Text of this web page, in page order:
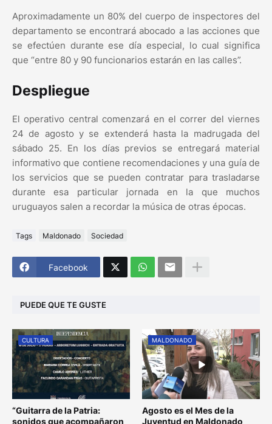
Aproximadamente un 80% del cuerpo de inspectores del
departamento se encontrará abocado a las acciones que
se efectúen durante ese día especial, lo cual significa
que “entre 80 y 90 funcionarios estarán en las calles”.
Despliegue
El operativo central comenzará en el correr del viernes
24 de agosto y se extenderá hasta la madrugada del
sábado 25. En los días previos se entregará material
informativo que contiene recomendaciones y una guía de
los servicios que se pueden contratar para trasladarse
durante esa particular jornada en la que muchos
uruguayos salen a recordar la música de otras épocas.
Tags Maldonado Sociedad
Facebook
PUEDE QUE TE GUSTE
CULTURA
“Guitarra de la Patria:
sonidos que acompañaron
MALDONADO
Agosto es el Mes de la
Juventud en Maldonado